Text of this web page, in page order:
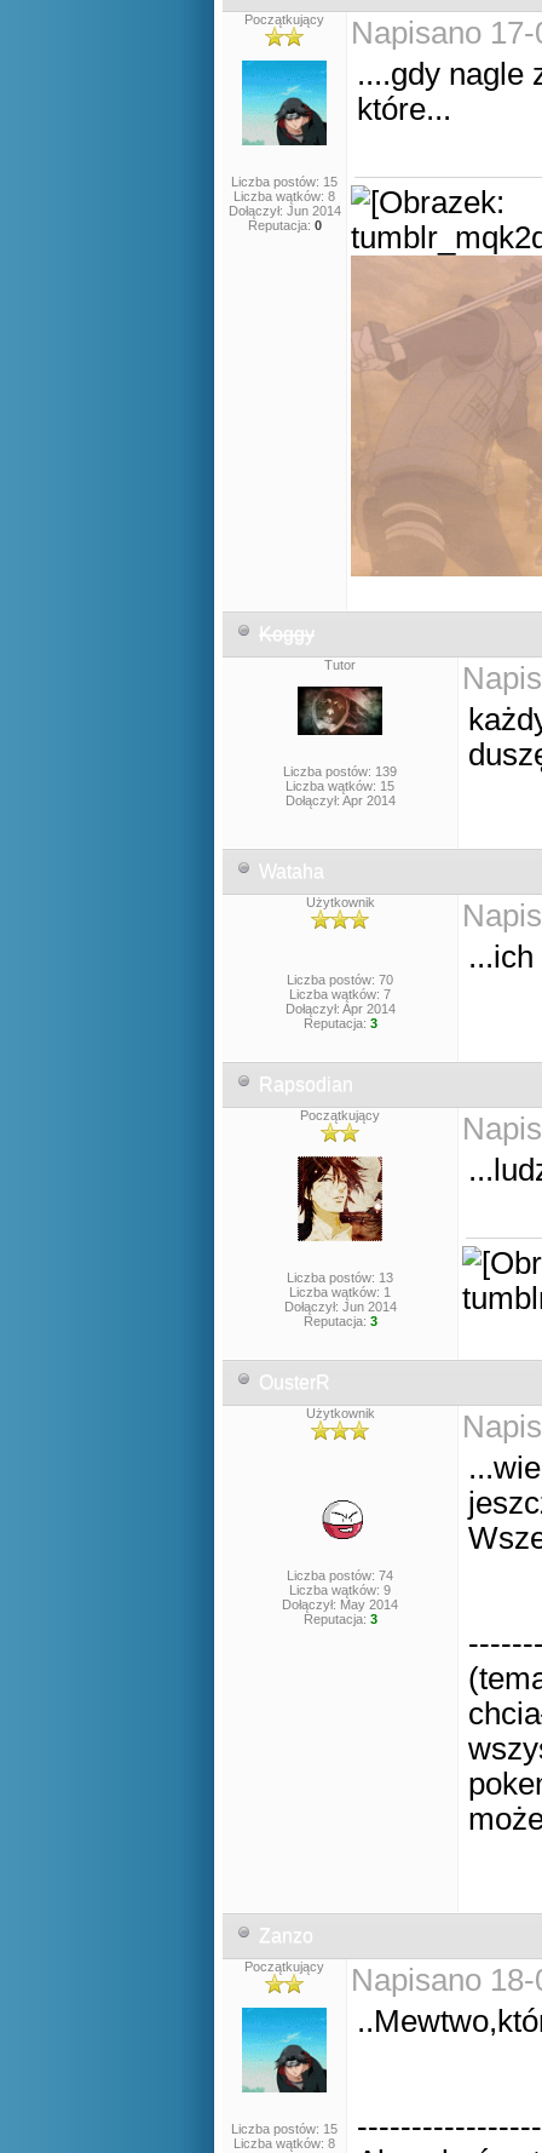
Początkujący
Liczba postów: 15
Liczba wątków: 8
Dołączył: Jun 2014
Reputacja: 0
Napisano
....gdy nagle
które...
Koggy
Tutor
Liczba postów: 139
Liczba wątków: 15
Dołączył: Apr 2014
Wataha
Użytkownik
Liczba postów: 70
Liczba wątków: 7
Dołączył: Apr 2014
Reputacja: 3
...ich
Rapsodian
Początkujący
Liczba postów: 13
Liczba wątków: 1
Dołączył: Jun 2014
Reputacja: 3
OusterR
Użytkownik
Liczba postów: 74
Liczba wątków: 9
Dołączył: May 2014
Reputacja: 3
Zanzo
Początkujący
Liczba postów: 15
Liczba wątków: 8
Napisano